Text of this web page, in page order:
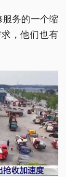
服务的一个缩
，他们也有